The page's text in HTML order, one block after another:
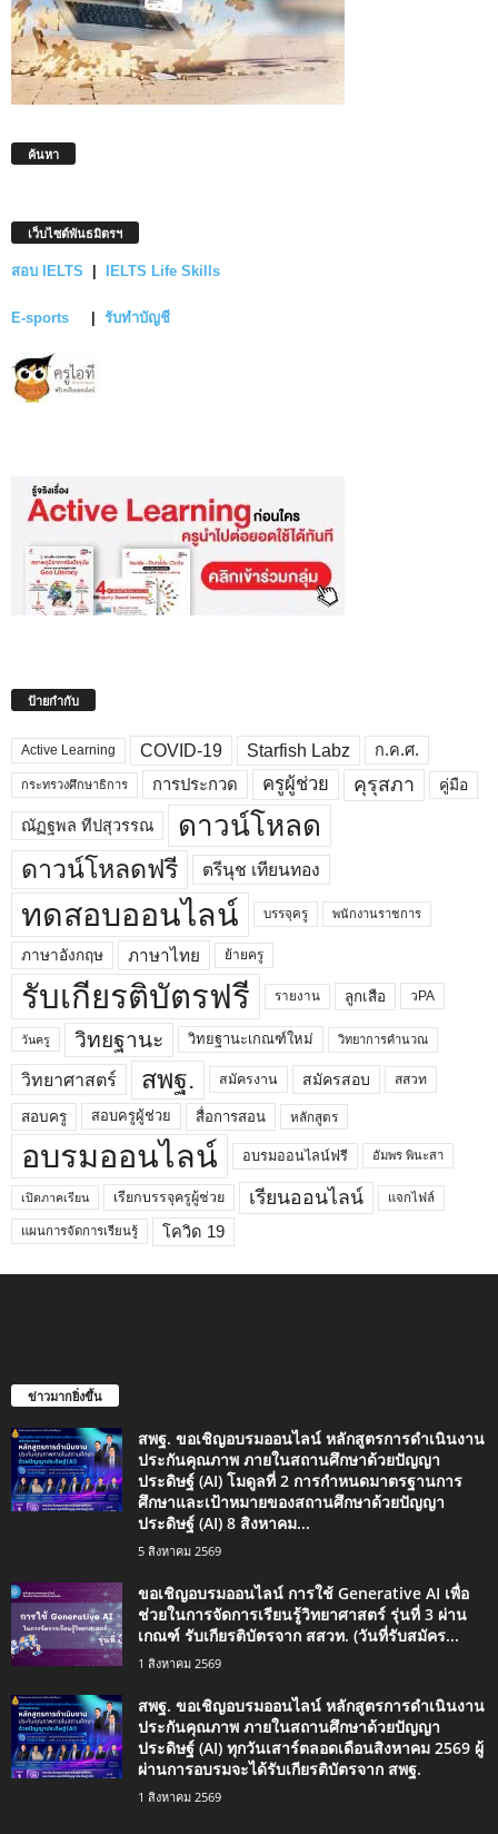
ค้นหา
เว็บไซต์พันธมิตรฯ
สอบ IELTS IELTS Life Skills
E-sports รับทำบัญชี
ป้ายกำกับ
Active Learning COVID-19 Starfish Labz ก.ค.ศ.
กระทรวงศึกษาธิการ การประกวด ครูผู้ช่วย คุรุสภา คู่มือ
ณัฏฐพล ทีปสุวรรณ ดาวน์โหลด
ดาวน์โหลดฟรี ตรีนุช เทียนทอง
ทดสอบออนไลน์ บรรจุครู พนักงานราชการ
ภาษาอังกฤษ ภาษาไทย ย้ายครู
รับเกียรติบัตรฟรี รายงาน ลูกเสือ วPA
วันครู วิทยฐานะ วิทยฐานะเกณฑ์ใหม่ วิทยาการคำนวณ
วิทยาศาสตร์ สพฐ. สมัครงาน สมัครสอบ สสวท
สอบครู สอบครูผู้ช่วย สื่อการสอน หลักสูตร
อบรมออนไลน์ อบรมออนไลน์ฟรี อัมพร พินะสา
เปิดภาคเรียน เรียกบรรจุครูผู้ช่วย เรียนออนไลน์ แจกไฟล์
แผนการจัดการเรียนรู้ โควิด 19
ข่าวมากยิ่งขึ้น
สพฐ. ขอเชิญอบรมออนไลน์ หลักสูตรการดำเนินงาน
ประกันคุณภาพ ภายในสถานศึกษาด้วยปัญญา
ประดิษฐ์ (AI) โมดูลที่ 2 การกำหนดมาตรฐานการ
ศึกษาและเป้าหมายของสถานศึกษาด้วยปัญญา
ประดิษฐ์ (AI) 8 สิงหาคม...
5 สิงหาคม 2569
ขอเชิญอบรมออนไลน์ การใช้ Generative AI เพื่อ
ช่วยในการจัดการเรียนรู้วิทยาศาสตร์ รุ่นที่ 3 ผ่าน
เกณฑ์ รับเกียรติบัตรจาก สสวท. (วันที่รับสมัคร...
1 สิงหาคม 2569
สพฐ. ขอเชิญอบรมออนไลน์ หลักสูตรการดำเนินงาน
ประกันคุณภาพ ภายในสถานศึกษาด้วยปัญญา
ประดิษฐ์ (AI) ทุกวันเสาร์ตลอดเดือนสิงหาคม 2569 ผู้
ผ่านการอบรมจะได้รับเกียรติบัตรจาก สพฐ.
1 สิงหาคม 2569